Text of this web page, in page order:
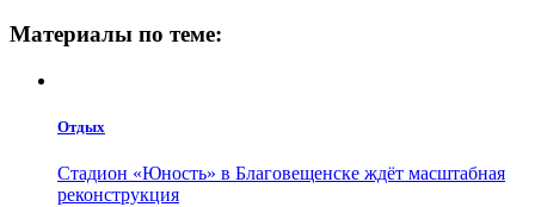
Материалы по теме:
Отдых
Стадион «Юность» в Благовещенске ждёт масштабная
реконструкция